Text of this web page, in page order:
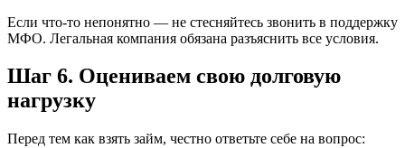
Если что-то непонятно — не стесняйтесь звонить в поддержку
МФО. Легальная компания обязана разъяснить все условия.
Шаг 6. Оцениваем свою долговую
нагрузку
Перед тем как взять займ, честно ответьте себе на вопрос: